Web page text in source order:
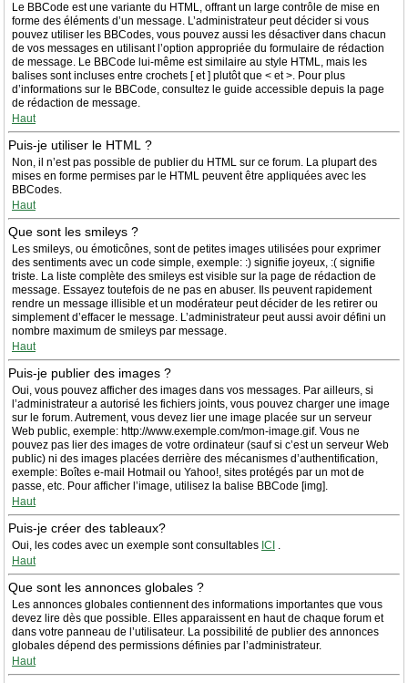
Le BBCode est une variante du HTML, offrant un large contrôle de mise en
forme des éléments d’un message. L’administrateur peut décider si vous
pouvez utiliser les BBCodes, vous pouvez aussi les désactiver dans chacun
de vos messages en utilisant l’option appropriée du formulaire de rédaction
de message. Le BBCode lui-même est similaire au style HTML, mais les
balises sont incluses entre crochets [ et ] plutôt que < et >. Pour plus
d’informations sur le BBCode, consultez le guide accessible depuis la page
de rédaction de message.
Haut
Puis-je utiliser le HTML ?
Non, il n’est pas possible de publier du HTML sur ce forum. La plupart des
mises en forme permises par le HTML peuvent être appliquées avec les
BBCodes.
Haut
Que sont les smileys ?
Les smileys, ou émoticônes, sont de petites images utilisées pour exprimer
des sentiments avec un code simple, exemple: :) signifie joyeux, :( signifie
triste. La liste complète des smileys est visible sur la page de rédaction de
message. Essayez toutefois de ne pas en abuser. Ils peuvent rapidement
rendre un message illisible et un modérateur peut décider de les retirer ou
simplement d’effacer le message. L’administrateur peut aussi avoir défini un
nombre maximum de smileys par message.
Haut
Puis-je publier des images ?
Oui, vous pouvez afficher des images dans vos messages. Par ailleurs, si
l’administrateur a autorisé les fichiers joints, vous pouvez charger une image
sur le forum. Autrement, vous devez lier une image placée sur un serveur
Web public, exemple: http://www.exemple.com/mon-image.gif. Vous ne
pouvez pas lier des images de votre ordinateur (sauf si c’est un serveur Web
public) ni des images placées derrière des mécanismes d’authentification,
exemple: Boîtes e-mail Hotmail ou Yahoo!, sites protégés par un mot de
passe, etc. Pour afficher l’image, utilisez la balise BBCode [img].
Haut
Puis-je créer des tableaux?
Oui, les codes avec un exemple sont consultables ICI .
Haut
Que sont les annonces globales ?
Les annonces globales contiennent des informations importantes que vous
devez lire dès que possible. Elles apparaissent en haut de chaque forum et
dans votre panneau de l’utilisateur. La possibilité de publier des annonces
globales dépend des permissions définies par l’administrateur.
Haut